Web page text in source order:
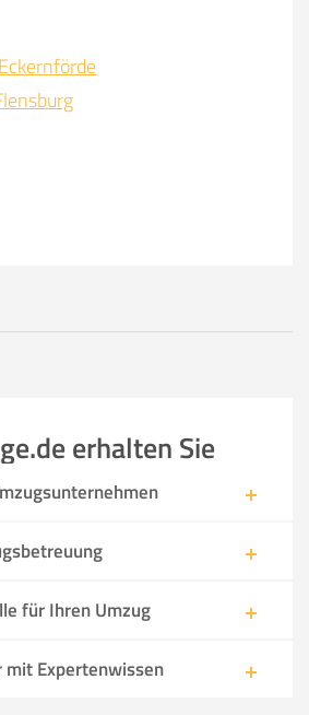
erhalten Sie
für Ihren Umzug
Expertenwissen